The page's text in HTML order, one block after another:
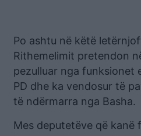
Po ashtu në këtë
Rithemelimit pretendon
pezulluar nga funksionet
PD dhe ka vendosur të
të ndërmarra nga Basha.
Mes deputetëve që kanë